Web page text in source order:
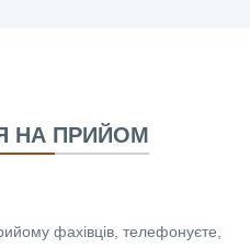
НА ПРИЙОМ
фахівців, телефонуєте,